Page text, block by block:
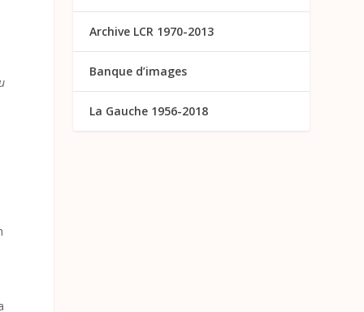
Archive LCR 1970-2013
Banque d’images
La Gauche 1956-2018